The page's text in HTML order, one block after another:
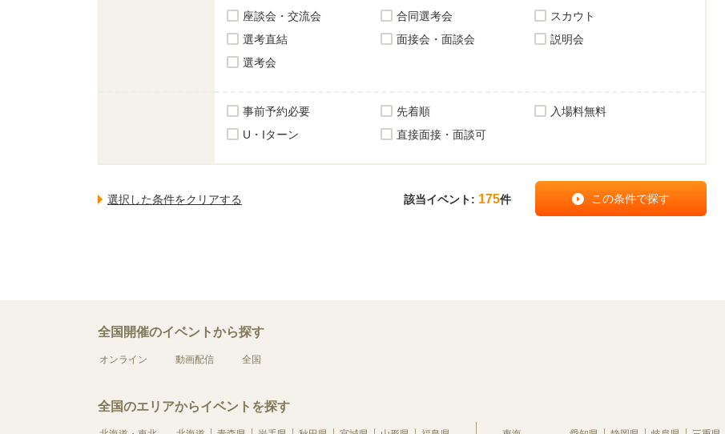
座談会・交流会
合同選考会
スカウト
選考直結
面接会・面談会
説明会
選考会
事前予約必要 先着順
入場料無料
U・Iターン
直接面接・面談可
該当イベント: 175件
全国開催のイベントから探す
オンライン 動画配信 全国
全国のエリアからイベントを探す